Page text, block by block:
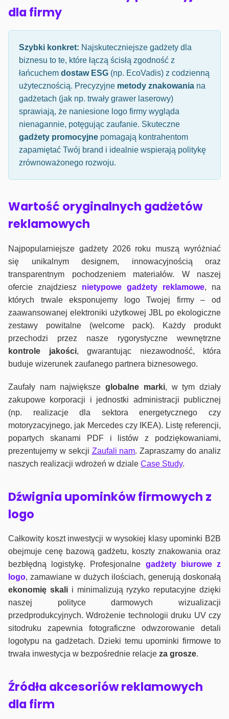
dla firmy
Szybki konkret: Najskuteczniejsze gadżety dla
biznesu to te, które łączą ścisłą zgodność z
łańcuchem dostaw ESG (np. EcoVadis) z codzienną
użytecznością. Precyzyjne metody znakowania na
gadżetach (jak np. trwały grawer laserowy)
sprawiają, że naniesione logo firmy wygląda
nienagannie, potęgując zaufanie. Skuteczne
gadżety promocyjne pomagają kontrahentom
zapamiętać Twój brand i idealnie wspierają politykę
zrównoważonego rozwoju.
Wartość oryginalnych gadżetów
reklamowych
Najpopularniejsze gadżety 2026 roku muszą wyróżniać
się unikalnym designem, innowacyjnością oraz
transparentnym pochodzeniem materiałów. W naszej
ofercie znajdziesz nietypowe gadżety reklamowe, na
których trwale eksponujemy logo Twojej firmy – od
zaawansowanej elektroniki użytkowej JBL po ekologiczne
zestawy powitalne (welcome pack). Każdy produkt
przechodzi przez nasze rygorystyczne wewnętrzne
kontrole jakości, gwarantując niezawodność, która
buduje wizerunek zaufanego partnera biznesowego.
Zaufały nam największeglobalne marki, w tym działy
zakupowe korporacji i jednostki administracji publicznej
(np. realizacje dla sektora energetycznego czy
motoryzacyjnego, jak Mercedes czy IKEA). Listę referencji,
popartych skanami PDF i listów z podziękowaniami,
prezentujemy w sekcji Zaufali nam. Zapraszamy do analiz
naszych realizacji wdrożeń w dziale Case Study.
Dźwignia upominków firmowych z
logo
Całkowity koszt inwestycji w wysokiej klasy upominki B2B
obejmuje cenę bazową gadżetu, koszty znakowania oraz
bezbłędną logistykę. Profesjonalne gadżety biurowe z
logo, zamawiane w dużych ilościach, generują doskonałą
ekonomię skalii minimalizują ryzyko reputacyjne dzięki
naszej polityce darmowych wizualizacji
przedprodukcyjnych. Wdrożenie technologii druku UV czy
sitodruku zapewnia fotograficzne odwzorowanie detali
logotypu na gadżetach. Dzieki temu upominki firmowe to
trwała inwestycja w bezpośrednie relacje za grosze.
Źródła akcesoriów reklamowych
dla firm